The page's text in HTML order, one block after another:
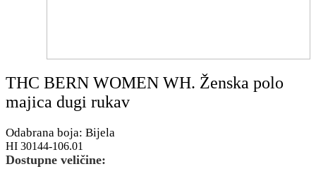
THC BERN WOMEN WH. Ženska polo
majica dugi rukav
Odabrana boja: Bijela
HI 30144-106.01
Dostupne veličine: